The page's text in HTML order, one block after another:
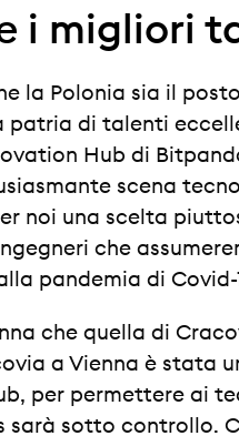
i migliori
la Polonia sia il
patria di talenti
Hub di
scena
noi una scelta
che
pandemia di
che quella di
a Vienna è stata
per permettere ai
sarà sotto controllo.